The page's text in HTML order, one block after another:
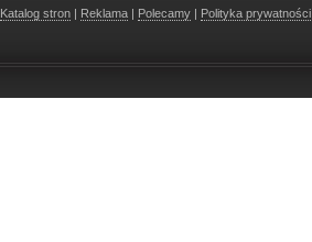
Katalog stron | Reklama | Polecamy | Polityka prywatności